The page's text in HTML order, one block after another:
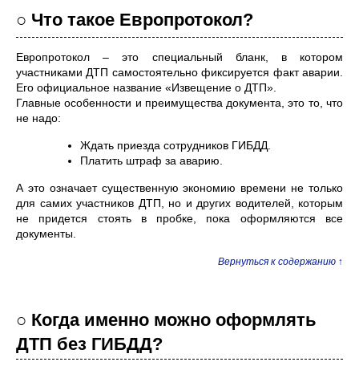
○ Что такое Европротокол?
Европротокол – это специальный бланк, в котором
участниками ДТП самостоятельно фиксируется факт аварии.
Его официальное название «Извещение о ДТП».
Главные особенности и преимущества документа, это то, что
не надо:
Ждать приезда сотрудников ГИБДД.
Платить штраф за аварию.
А это означает существенную экономию времени не только
для самих участников ДТП, но и других водителей, которым
не придется стоять в пробке, пока оформляются все
документы.
Вернуться к содержанию ↑
○ Когда именно можно оформлять
ДТП без ГИБДД?